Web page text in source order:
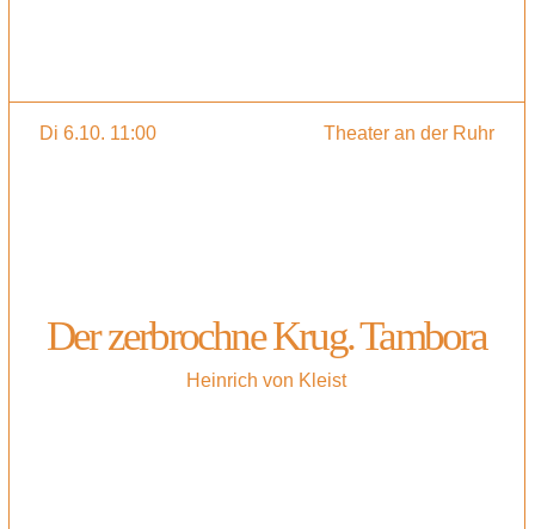
Di 6.10. 11:00 Theater an der Ruhr
Der zerbrochne Krug. Tambora
Heinrich von Kleist